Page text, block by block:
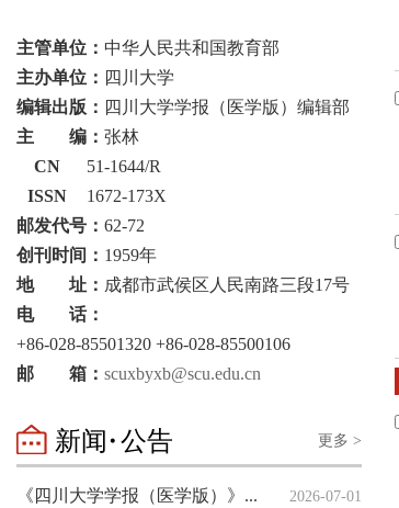
主管单位： 中华人民共和国教育部
主办单位： 四川大学
编辑出版： 四川大学学报（医学版）编辑部
主 编： 张林
CN
51-1644/R
ISSN
1672-173X
邮发代号： 62-72
创刊时间： 1959年
地 址： 成都市武侯区人民南路三段17号
电 话：
+86-028-85501320 +86-028-85500106
邮 箱： scuxbyxb@scu.edu.cn
新闻·公告 更多 >
《四川大学学报（医学版）》印刷服务采购项目比选公示 2026-07-01